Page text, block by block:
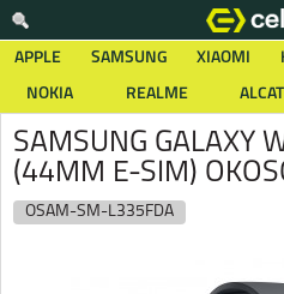
APPLE SAMSUNG XIAOMI
NOKIA
REALME
SAMSUNG GALAXY
(44MM E-SIM)
OSAM-SM-L335FDA